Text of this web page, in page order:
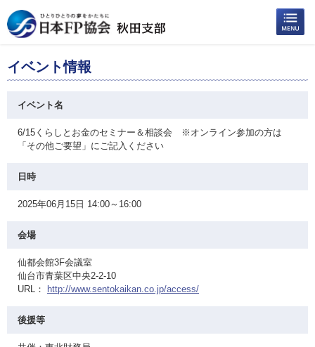
イベント情報
イベント名
6/15くらしとお金のセミナー＆相談会 ※オンライン参加の方は
「その他ご要望」にご記入ください
日時
2025年06月15日 14:00～16:00
会場
仙都会館3F会議室
仙台市青葉区中央2-2-10
URL：
http://www.sentokaikan.co.jp/access/
後援等